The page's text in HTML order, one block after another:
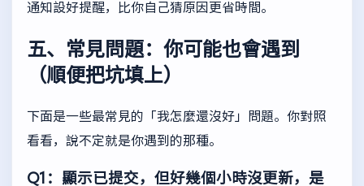
通知設好提醒，比你自己猜原因更省時間。
五、常見問題：你可能也會遇到
（順便把坑填上）
下面是一些最常見的「我怎麼還沒好」問題。你對照
看看，說不定就是你遇到的那種。
Q1：顯示已提交，但好幾個小時沒更新，是